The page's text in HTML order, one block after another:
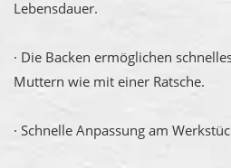
Lebensdauer.
· Die Backen ermöglichen
Muttern wie mit einer Ratsche.
· Schnelle Anpassung am